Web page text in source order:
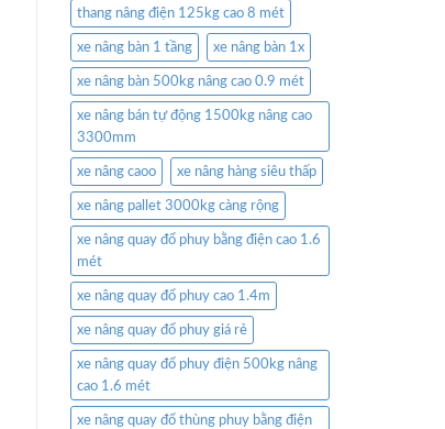
thang nâng điện 125kg cao 8 mét
xe nâng bàn 1 tầng xe nâng bàn 1x
xe nâng bàn 500kg nâng cao 0.9 mét
xe nâng bán tự động 1500kg nâng cao
3300mm
xe nâng caoo xe nâng hàng siêu thấp
xe nâng pallet 3000kg càng rộng
xe nâng quay đổ phuy bằng điện cao 1.6
mét
xe nâng quay đổ phuy cao 1.4m
xe nâng quay đổ phuy giá rẻ
xe nâng quay đổ phuy điện 500kg nâng
cao 1.6 mét
xe nâng quay đổ thùng phuy bằng điện